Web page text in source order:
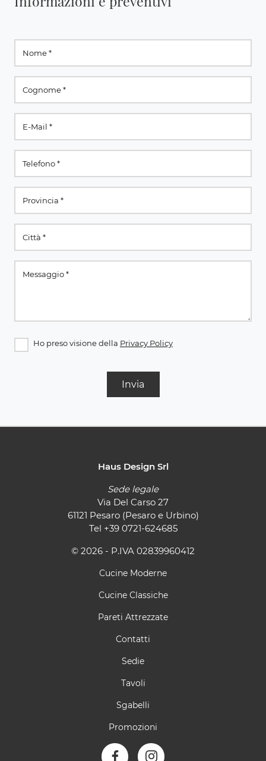
Ho preso visione della Privacy Policy
Invia
Haus Design Srl
Sede legale
Via Del Carso 27
61121 Pesaro (Pesaro e Urbino)
Tel +39 0721-624685
© 2026 - P.IVA 02839960412
Cucine Moderne
Cucine Classiche
Pareti Attrezzate
Contatti
Sedie
Tavoli
Sgabelli
Promozioni